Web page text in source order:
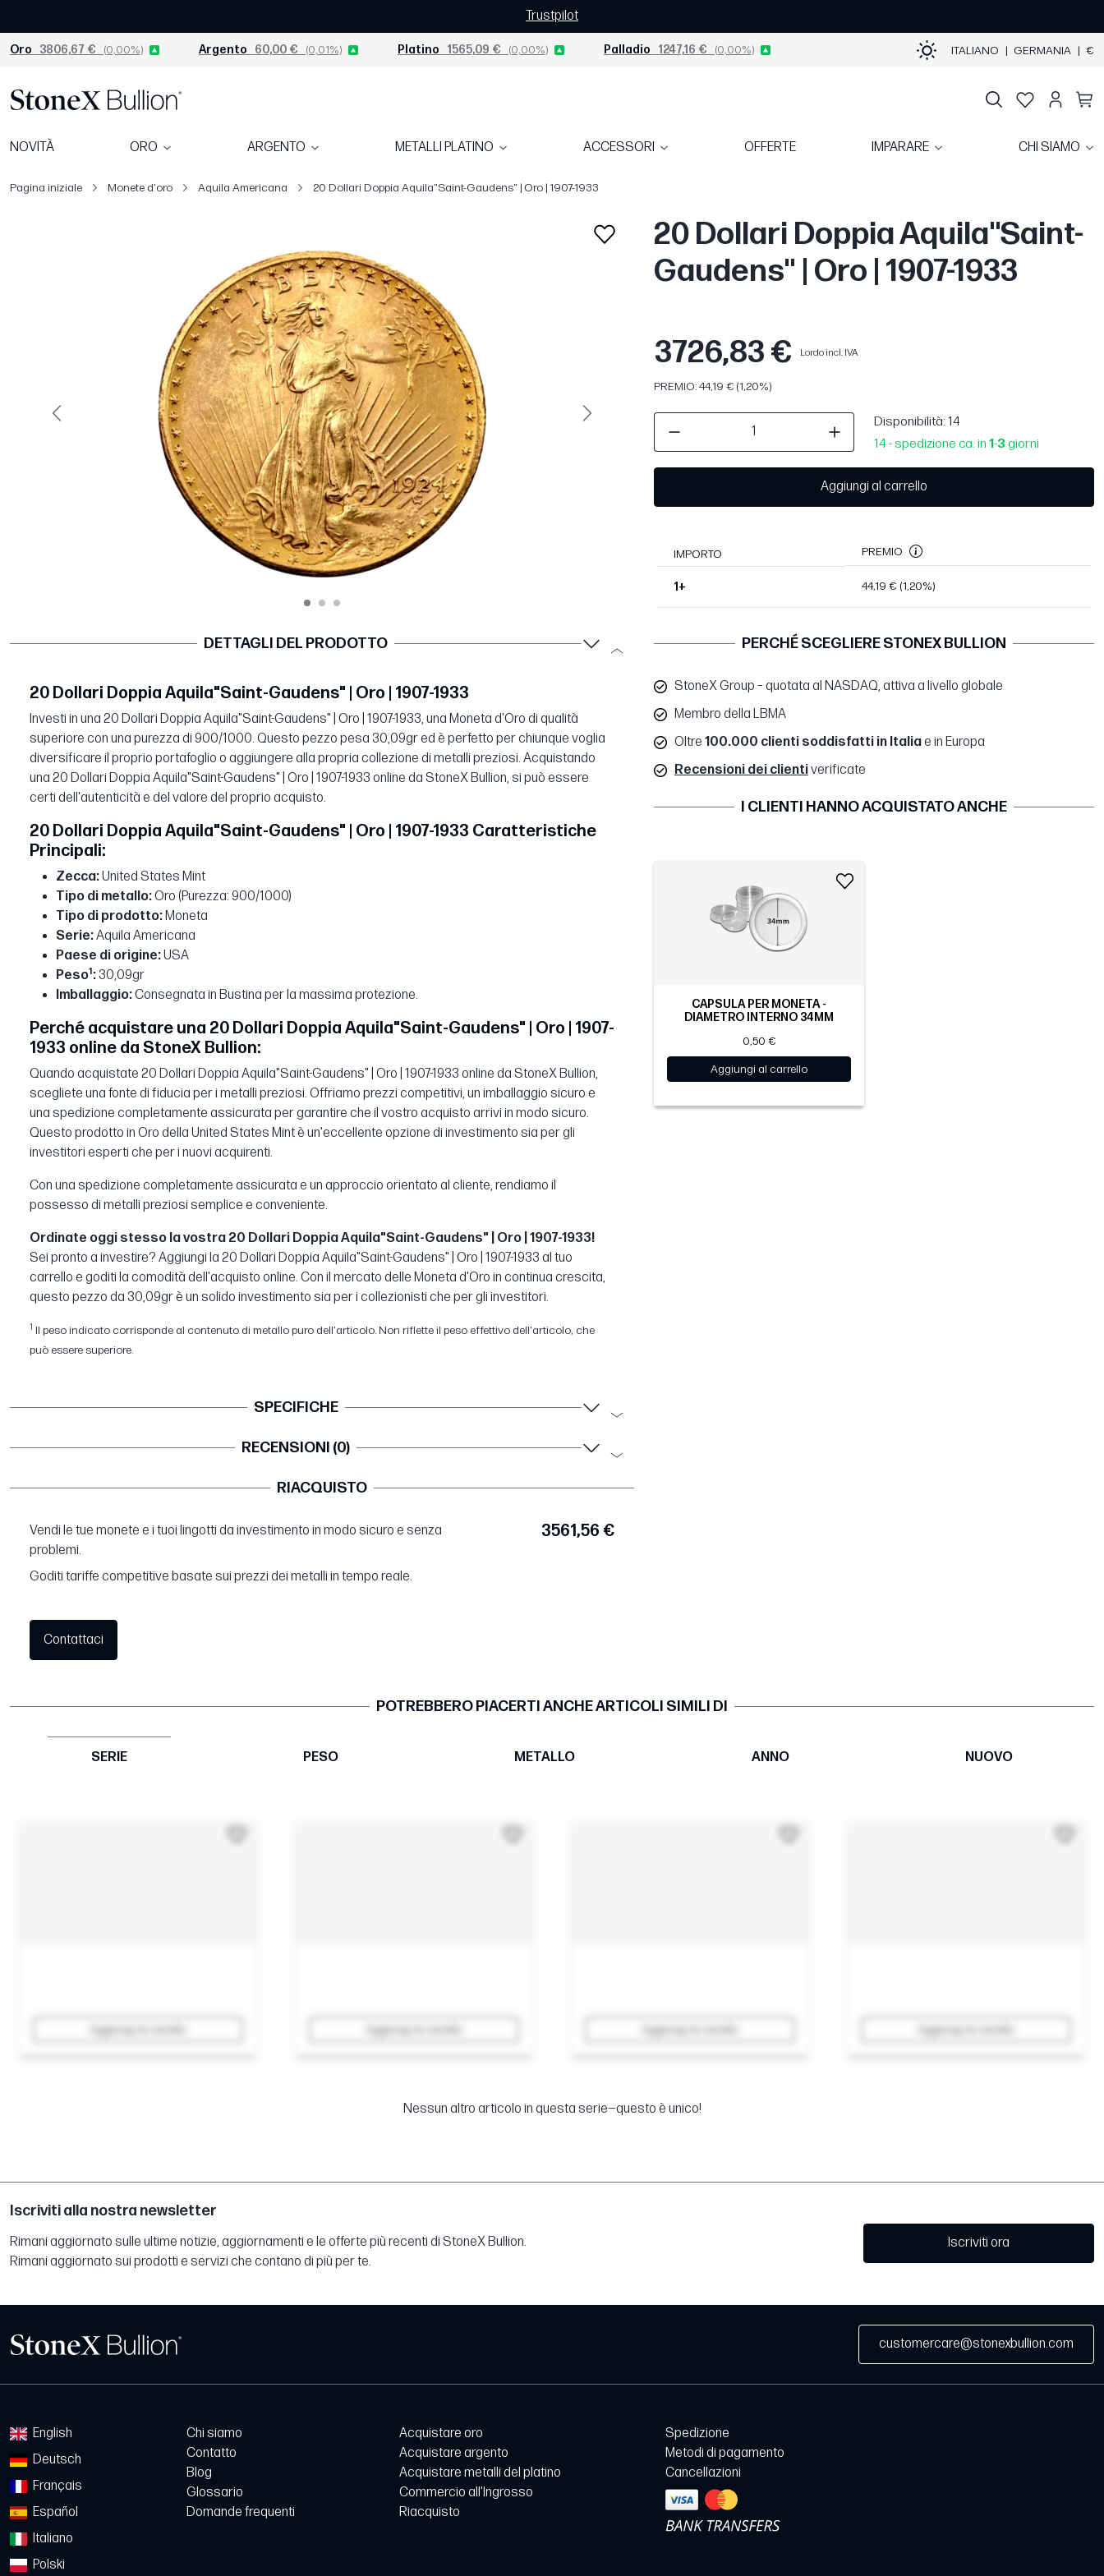
Trustpilot
Oro 3806,67 € (0,00%) Argento 60,00 € (0,01%) Platino 1565,09 € (0,00%) Palladio 1247,16 € (0,00%) ITALIANO | GERMANIA | €
NOVITÀ ORO ARGENTO METALLI PLATINO ACCESSORI OFFERTE IMPARARE CHI SIAMO
Pagina iniziale Monete d'oro Aquila Americana 20 Dollari Doppia Aquila"Saint-Gaudens" | Oro | 1907-1933
Precedente Avanti
20 Dollari Doppia Aquila"Saint-
Gaudens" | Oro | 1907-1933
3726,83 € Lordo incl. IVA
PREMIO: 44,19 € (1,20%)
Disponibilità: 14
14 - spedizione ca. in 1-3 giorni
Aggiungi al carrello
IMPORTO PREMIO
1+ 44,19 € (1,20%)
DETTAGLI DEL PRODOTTO
20 Dollari Doppia Aquila"Saint-Gaudens" | Oro | 1907-1933
Investi in una 20 Dollari Doppia Aquila"Saint-Gaudens" | Oro | 1907-1933, una Moneta d'Oro di qualità
superiore con una purezza di 900/1000. Questo pezzo pesa 30,09gr ed è perfetto per chiunque voglia
diversificare il proprio portafoglio o aggiungere alla propria collezione di metalli preziosi. Acquistando
una 20 Dollari Doppia Aquila"Saint-Gaudens" | Oro | 1907-1933 online da StoneX Bullion, si può essere
certi dell'autenticità e del valore del proprio acquisto.
20 Dollari Doppia Aquila"Saint-Gaudens" | Oro | 1907-1933 Caratteristiche
Principali:
Zecca:United States Mint
Tipo di metallo:Oro (Purezza: 900/1000)
Tipo di prodotto:Moneta
Serie:Aquila Americana
Paese di origine:USA
Peso1: 30,09gr
Imballaggio:Consegnata in Bustina per la massima protezione.
Perché acquistare una 20 Dollari Doppia Aquila"Saint-Gaudens" | Oro | 1907-
1933 online da StoneX Bullion:
Quando acquistate 20 Dollari Doppia Aquila"Saint-Gaudens" | Oro | 1907-1933 online da StoneX Bullion,
scegliete una fonte di fiducia per i metalli preziosi. Offriamo prezzi competitivi, un imballaggio sicuro e
una spedizione completamente assicurata per garantire che il vostro acquisto arrivi in modo sicuro.
Questo prodotto in Oro della United States Mint è un'eccellente opzione di investimento sia per gli
investitori esperti che per i nuovi acquirenti.
Con una spedizione completamente assicurata e un approccio orientato al cliente, rendiamo il
possesso di metalli preziosi semplice e conveniente.
Ordinate oggi stesso la vostra 20 Dollari Doppia Aquila"Saint-Gaudens" | Oro | 1907-1933!
Sei pronto a investire? Aggiungi la 20 Dollari Doppia Aquila"Saint-Gaudens" | Oro | 1907-1933 al tuo
carrello e goditi la comodità dell'acquisto online. Con il mercato delle Moneta d'Oro in continua crescita,
questo pezzo da 30,09gr è un solido investimento sia per i collezionisti che per gli investitori.
1 Il peso indicato corrisponde al contenuto di metallo puro dell'articolo. Non riflette il peso effettivo dell'articolo, che
può essere superiore.
SPECIFICHE
RECENSIONI (0)
RIACQUISTO
3561,56 €
Vendi le tue monete e i tuoi lingotti da investimento in modo sicuro e senza
problemi.
Goditi tariffe competitive basate sui prezzi dei metalli in tempo reale.
Contattaci
PERCHÉ SCEGLIERE STONEX BULLION
StoneX Group – quotata al NASDAQ, attiva a livello globale
Membro della LBMA
Oltre 100.000 clienti soddisfatti in Italiae in Europa
Recensioni dei clientiverificate
I CLIENTI HANNO ACQUISTATO ANCHE
CAPSULA PER MONETA -
DIAMETRO INTERNO 34MM
0,50 €
Aggiungi al carrello
POTREBBERO PIACERTI ANCHE ARTICOLI SIMILI DI
SERIE PESO METALLO ANNO NUOVO
Aggiungi al carrello Aggiungi al carrello Aggiungi al carrello Aggiungi al carrello
Nessun altro articolo in questa serie—questo è unico!
Iscriviti alla nostra newsletter
Rimani aggiornato sulle ultime notizie, aggiornamenti e le offerte più recenti di StoneX Bullion.
Rimani aggiornato sui prodotti e servizi che contano di più per te.
Iscriviti ora
customercare@stonexbullion.com
English
Deutsch
Français
Español
Italiano
Polski
Chi siamo
Contatto
Blog
Glossario
Domande frequenti
Acquistare oro
Acquistare argento
Acquistare metalli del platino
Commercio all'Ingrosso
Riacquisto
Spedizione
Metodi di pagamento
Cancellazioni